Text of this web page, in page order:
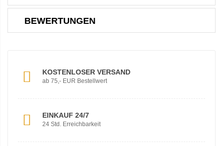
BEWERTUNGEN
KOSTENLOSER VERSAND
ab 75,- EUR Bestellwert
EINKAUF 24/7
24 Std. Erreichbarkeit